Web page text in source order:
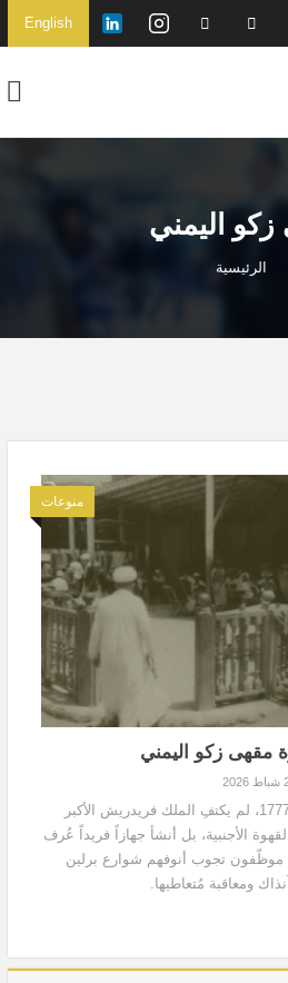
English
اليمني
الرئيسية
منوعات
مقهى زكو اليمني
في بروسيا وتحديداً في عام 1777، لم يكتفِ الملك فريدريش الأكبر
الأجنبية، بل أنشأ جهازاً فريداً عُرف
تجوب أنوفهم شوارع برلين
ومعاقبة مُتعاطيها.